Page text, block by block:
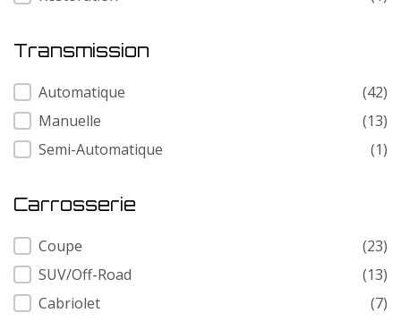
Transmission
Transmission
Automatique
(42)
Manuelle
(13)
Semi-Automatique
(1)
Carrosserie
Carrosserie
Coupe
(23)
SUV/Off-Road
(13)
Cabriolet
(7)